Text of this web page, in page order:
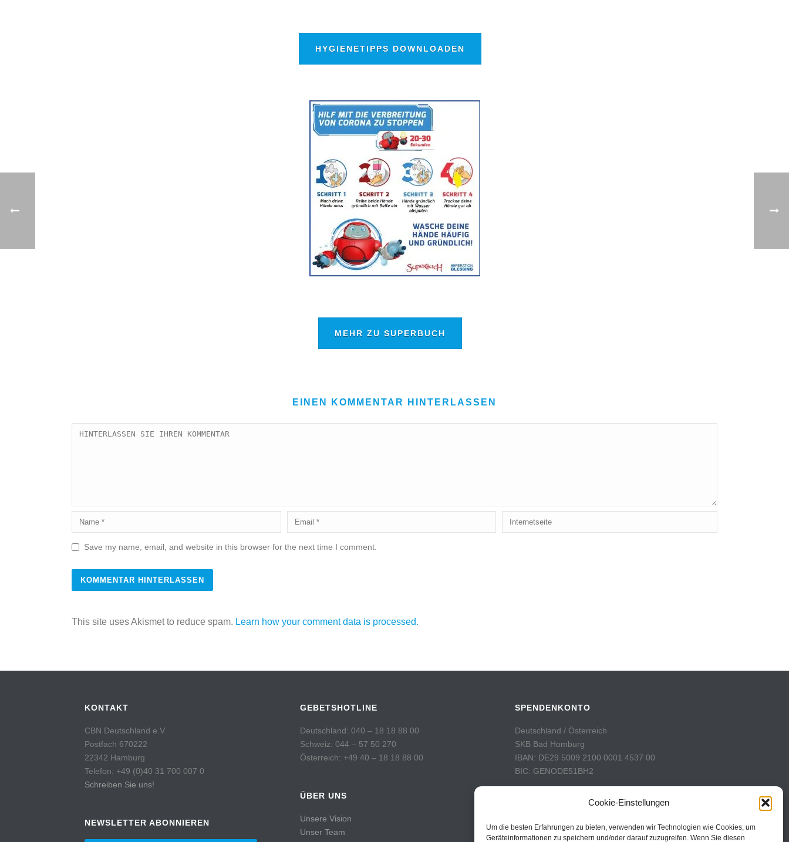
Cookie-Einstellungen
Um die besten Erfahrungen zu bieten, verwenden wir Technologien wie Cookies, um
Geräteinformationen zu speichern und/oder darauf zuzugreifen. Wenn Sie diesen
HYGIENETIPPS DOWNLOADEN
MEHR ZU SUPERBUCH
EINEN KOMMENTAR HINTERLASSEN
Save my name, email, and website in this browser for the next time I comment.
This site uses Akismet to reduce spam. Learn how your comment data is processed.
KONTAKT
CBN Deutschland e.V.
Postfach 670222
22342 Hamburg
Telefon: +49 (0)40 31 700 007 0
Schreiben Sie uns!
NEWSLETTER ABONNIEREN
GEBETSHOTLINE
Deutschland: 040 – 18 18 88 00
Schweiz: 044 – 57 50 270
Österreich: +49 40 – 18 18 88 00
ÜBER UNS
Unsere Vision
Unser Team
SPENDENKONTO
Deutschland / Österreich
SKB Bad Homburg
IBAN: DE29 5009 2100 0001 4537 00
BIC: GENODE51BH2
Konto: 60-742493-7
IBAN: CH31 0900 0000 6074 2493 7